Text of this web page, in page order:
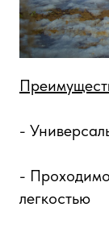
-
-
легкостью